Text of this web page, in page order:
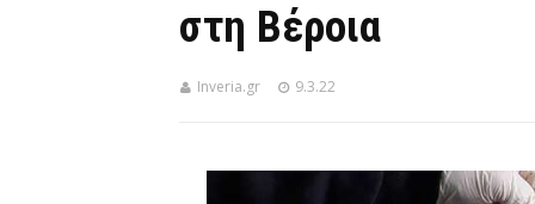
στη Βέροια
Inveria.gr 9.3.22